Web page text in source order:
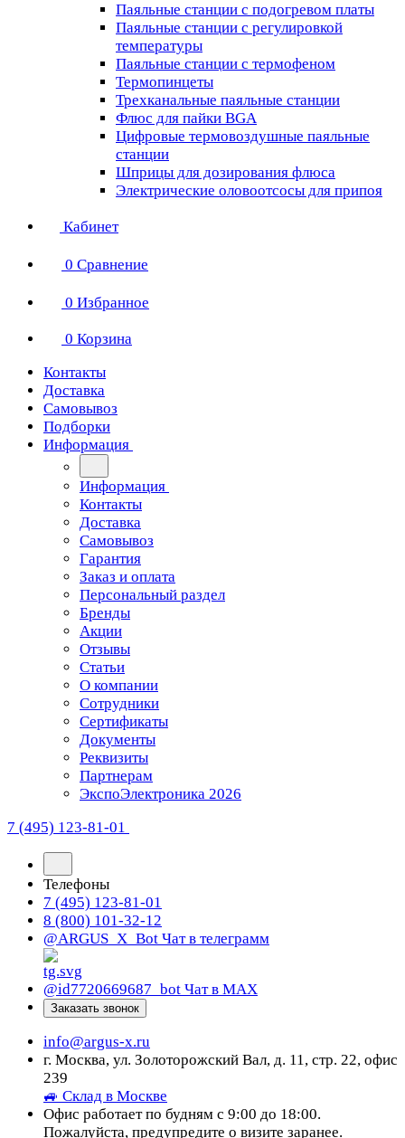
Паяльные станции с подогревом платы
Паяльные станции с регулировкой
температуры
Паяльные станции с термофеном
Термопинцеты
Трехканальные паяльные станции
Флюс для пайки BGA
Цифровые термовоздушные паяльные
станции
Шприцы для дозирования флюса
Электрические оловоотсосы для припоя
Кабинет
0 Сравнение
0 Избранное
0 Корзина
Контакты
Доставка
Самовывоз
Подборки
Информация
Информация
Контакты
Доставка
Самовывоз
Гарантия
Заказ и оплата
Персональный раздел
Бренды
Акции
Отзывы
Статьи
О компании
Сотрудники
Сертификаты
Документы
Реквизиты
Партнерам
ЭкспоЭлектроника 2026
7 (495) 123-81-01
Телефоны
7 (495) 123-81-01
8 (800) 101-32-12
@ARGUS_X_Bot Чат в телеграмм
@id7720669687_bot Чат в МАХ
Заказать звонок
info@argus-x.ru
г. Москва, ул. Золоторожский Вал, д. 11, стр. 22, офис
239
🚙 Склад в Москве
Офис работает по будням с 9:00 до 18:00.
Пожалуйста, предупредите о визите заранее.